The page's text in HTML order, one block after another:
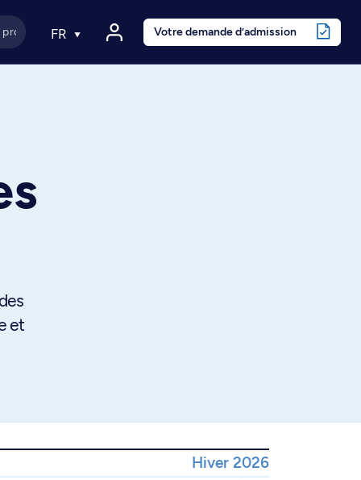
FR Votre demande d’admission
et
Hiver 2026